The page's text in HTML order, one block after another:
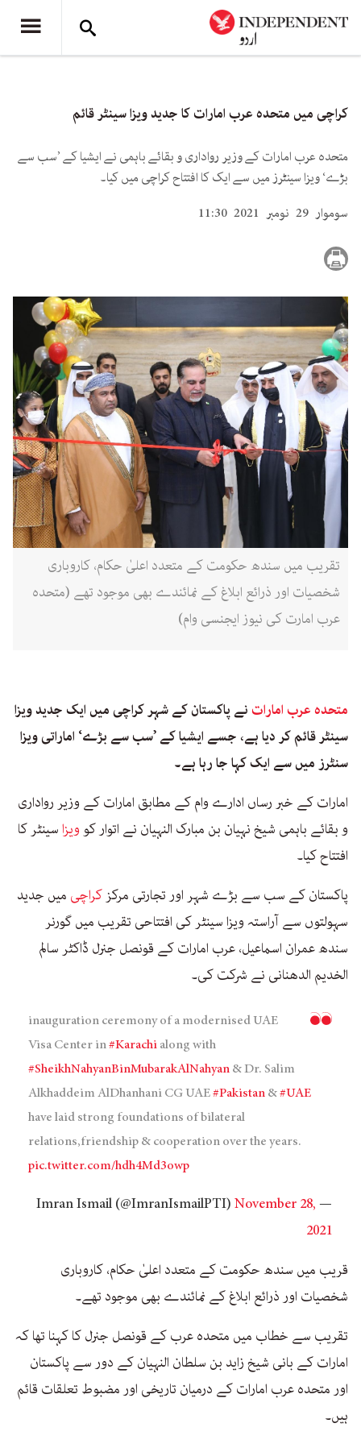
کراچی میں متحدہ عرب امارات کا جدید ویزا سینٹر قائم
متحدہ عرب امارات کے وزیر رواداری و بقائے باہمی نے ایشیا کے ’سب سے
بڑے‘ ویزا سینٹرز میں سے ایک کا افتتاح کراچی میں کیا۔
سوموار 29 نومبر 2021 11:30
تقریب میں سندھ حکومت کے متعدد اعلیٰ حکام، کاروباری
شخصیات اور ذرائع ابلاغ کے نمائندے بھی موجود تھے (متحدہ
عرب امارت کی نیوز ایجنسی وام)
متحدہ عرب اماراتنے پاکستان کے شہر کراچی میں ایک جدید ویزا
سینٹر قائم کر دیا ہے، جسے ایشیا کے ’سب سے بڑے‘ اماراتی ویزا
سنٹرز میں سے ایک کہا جا رہا ہے۔
امارات کے خبر رساں ادارے وام کے مطابق امارات کے وزیر رواداری
و بقائے باہمی شیخ نہیان بن مبارک النہیان نے اتوار کو ویزاسینٹر کا
افتتاح کیا۔
پاکستان کے سب سے بڑے شہر اور تجارتی مرکز کراچی میں جدید
سہولتوں سے آراستہ ویزا سینٹر کی افتتاحی تقریب میں گورنر
سندھ عمران اسماعیل، عرب امارات کے قونصل جنرل ڈاکٹر سالم
الخدیم الدھنانی نے شرکت کی۔
inauguration ceremony of a modernised UAE
Visa Center in#Karachialong with
#SheikhNahyanBinMubarakAlNahyan& Dr. Salim
Alkhaddeim AlDhanhani CG UAE#Pakistan&#UAE
have laid strong foundations of bilateral
relations,friendship & cooperation over the years.
pic.twitter.com/hdh4Md3owp
— Imran Ismail (@ImranIsmailPTI)
November 28,
2021
قریب میں سندھ حکومت کے متعدد اعلیٰ حکام، کاروباری
شخصیات اور ذرائع ابلاغ کے نمائندے بھی موجود تھے۔
تقریب سے خطاب میں متحدہ عرب کے قونصل جنرل کا کہنا تھا کہ
امارات کے بانی شیخ زاید بن سلطان النہیان کے دور سے پاکستان
اور متحدہ عرب امارات کے درمیان تاریخی اور مضبوط تعلقات قائم
ہیں۔